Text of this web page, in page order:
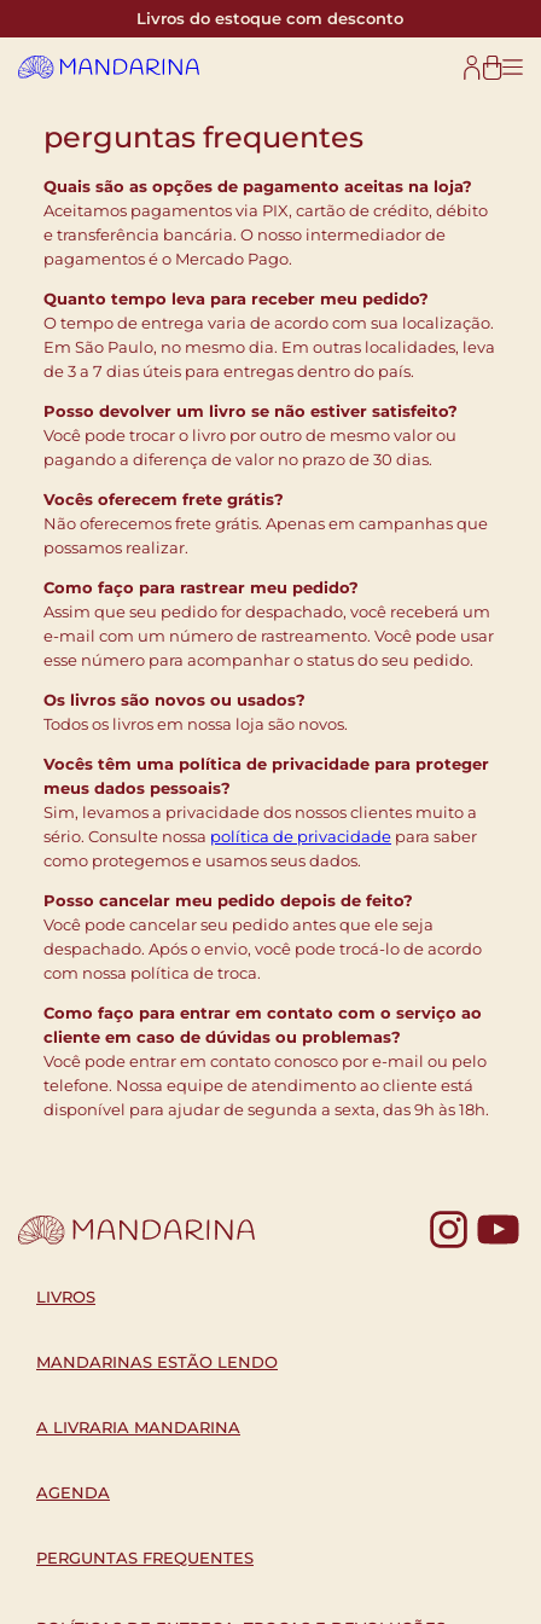
para
conteúdo
Livros do estoque com desconto
perguntas frequentes
Quais são as opções de pagamento aceitas na loja?
Aceitamos pagamentos via PIX, cartão de crédito, débito
e transferência bancária. O nosso intermediador de
pagamentos é o Mercado Pago.
Quanto tempo leva para receber meu pedido?
O tempo de entrega varia de acordo com sua localização.
Em São Paulo, no mesmo dia. Em outras localidades, leva
de 3 a 7 dias úteis para entregas dentro do país.
Posso devolver um livro se não estiver satisfeito?
Você pode trocar o livro por outro de mesmo valor ou
pagando a diferença de valor no prazo de 30 dias.
Vocês oferecem frete grátis?
Não oferecemos frete grátis. Apenas em campanhas que
possamos realizar.
Como faço para rastrear meu pedido?
Assim que seu pedido for despachado, você receberá um
e-mail com um número de rastreamento. Você pode usar
esse número para acompanhar o status do seu pedido.
Os livros são novos ou usados?
Todos os livros em nossa loja são novos.
Vocês têm uma política de privacidade para proteger
meus dados pessoais?
Sim, levamos a privacidade dos nossos clientes muito a
sério. Consulte nossa política de privacidade para saber
como protegemos e usamos seus dados.
Posso cancelar meu pedido depois de feito?
Você pode cancelar seu pedido antes que ele seja
despachado. Após o envio, você pode trocá-lo de acordo
com nossa política de troca.
Como faço para entrar em contato com o serviço ao
cliente em caso de dúvidas ou problemas?
Você pode entrar em contato conosco por e-mail ou pelo
telefone. Nossa equipe de atendimento ao cliente está
disponível para ajudar de segunda a sexta, das 9h às 18h.
LIVROS
MANDARINAS ESTÃO LENDO
A LIVRARIA MANDARINA
AGENDA
PERGUNTAS FREQUENTES